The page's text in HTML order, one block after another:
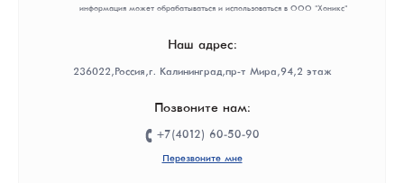
информация может обрабатываться и использоваться в ООО "Хоникс"
Наш адрес:
236022, Россия, г. Калининград, пр-т Мира, 94, 2 этаж
Позвоните нам:
+7(4012) 60-50-90
Перезвоните мне